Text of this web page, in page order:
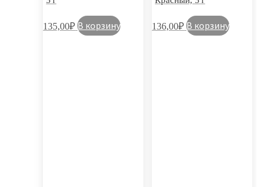
135,00₽ В корзину 136,00₽ В корзину